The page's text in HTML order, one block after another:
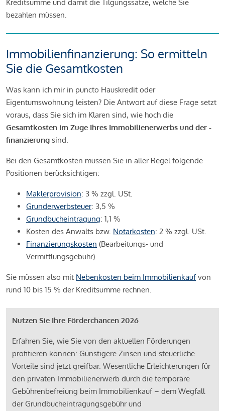
Kreditsumme und damit die Tilgungssätze, welche Sie
bezahlen müssen.
Immobilienfinanzierung: So ermitteln
Sie die Gesamtkosten
Was kann ich mir in puncto Hauskredit oder
Eigentumswohnung leisten? Die Antwort auf diese Frage setzt
voraus, dass Sie sich im Klaren sind, wie hoch die
Gesamtkosten im Zuge Ihres Immobilienerwerbs und der -
finanzierung sind.
Bei den Gesamtkosten müssen Sie in aller Regel folgende
Positionen berücksichtigen:
Maklerprovision: 3 % zzgl. USt.
Grunderwerbsteuer: 3,5 %
Grundbucheintragung: 1,1 %
Kosten des Anwalts bzw. Notarkosten: 2 % zzgl. USt.
Finanzierungskosten (Bearbeitungs- und
Vermittlungsgebühr).
Sie müssen also mit Nebenkosten beim Immobilienkaufvon
rund 10 bis 15 % der Kreditsumme rechnen.
Nutzen Sie Ihre Förderchancen 2026
Erfahren Sie, wie Sie von den aktuellen Förderungen
profitieren können: Günstigere Zinsen und steuerliche
Vorteile sind jetzt greifbar. Wesentliche Erleichterungen für
den privaten Immobilienerwerb durch die temporäre
Gebührenbefreiung beim Immobilienkauf – dem Wegfall
der Grundbucheintragungsgebühr und